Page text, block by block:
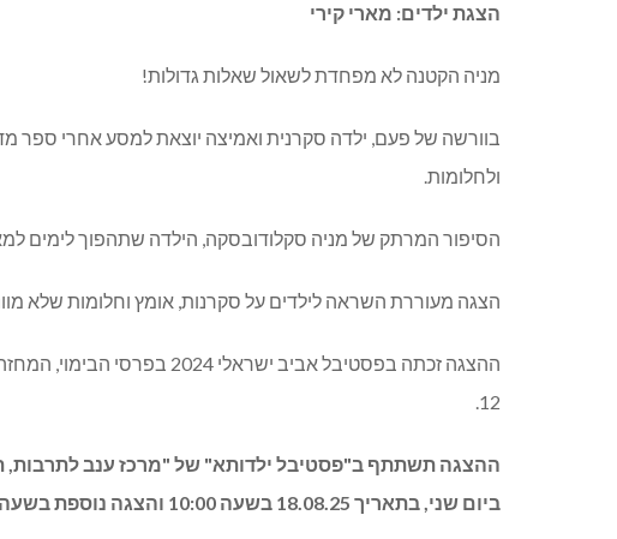
הצגת ילדים: מארי קירי
מניה הקטנה לא מפחדת לשאול שאלות גדולות!
בוורשה של פעם, ילדה סקרנית ואמיצה יוצאת למסע אחרי ספר
ולחלומות.
הסיפור המרתק של מניה סקלודובסקה, הילדה שתהפוך לימים
הצגה מעוררת השראה לילדים על סקרנות, אומץ וחלומות שלא
12.
ביום שני, בתאריך 18.08.25 בשעה 10:00 והצגה נוספת בשעה 11:30.